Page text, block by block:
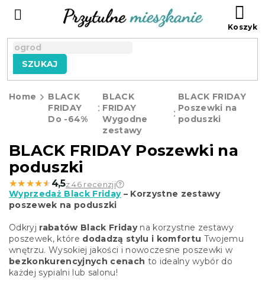
SZUKAJ
Home
BLACK
FRIDAY
Do -64%
BLACK
FRIDAY
Wygodne
zestawy
BLACK FRIDAY
Poszewki na
poduszki
BLACK FRIDAY Poszewki na
poduszki
★★★★★
★★★★★ 4,5z 46 recenzji
Wyprzedaż Black Friday– Korzystne zestawy
poszewek na poduszki
Odkryj rabatów Black Fridayna korzystne zestawy
poszewek, które dodadzą stylu i komfortu Twojemu
wnętrzu. Wysokiej jakości i nowoczesne poszewki w
bezkonkurencyjnych cenach to idealny wybór do
każdej sypialni lub salonu!